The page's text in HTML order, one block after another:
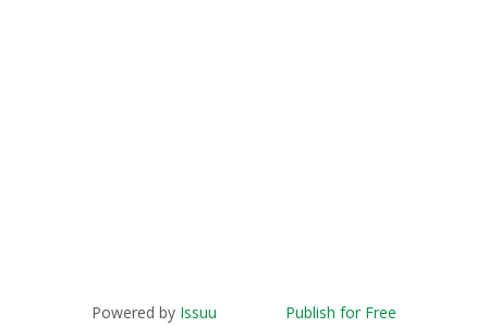
Powered by Issuu Publish for Free